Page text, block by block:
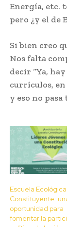
Energía, etc.
pero ¿y el de
Si bien creo
Nos falta
decir “Ya,
currículos, en
y eso no pasa
Escuela Ecológica
Constituyente:
oportunidad para
fomentar la